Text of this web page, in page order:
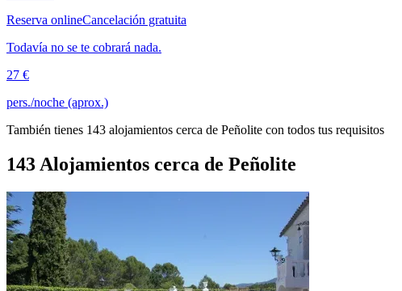
Reserva onlineCancelación gratuita
Todavía no se te cobrará nada.
27 €
pers./noche (aprox.)
También tienes 143 alojamientos cerca de Peñolite con todos tus requisitos
143 Alojamientos cerca de Peñolite